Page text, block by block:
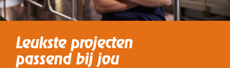
Leukste projecten
passend bij jou